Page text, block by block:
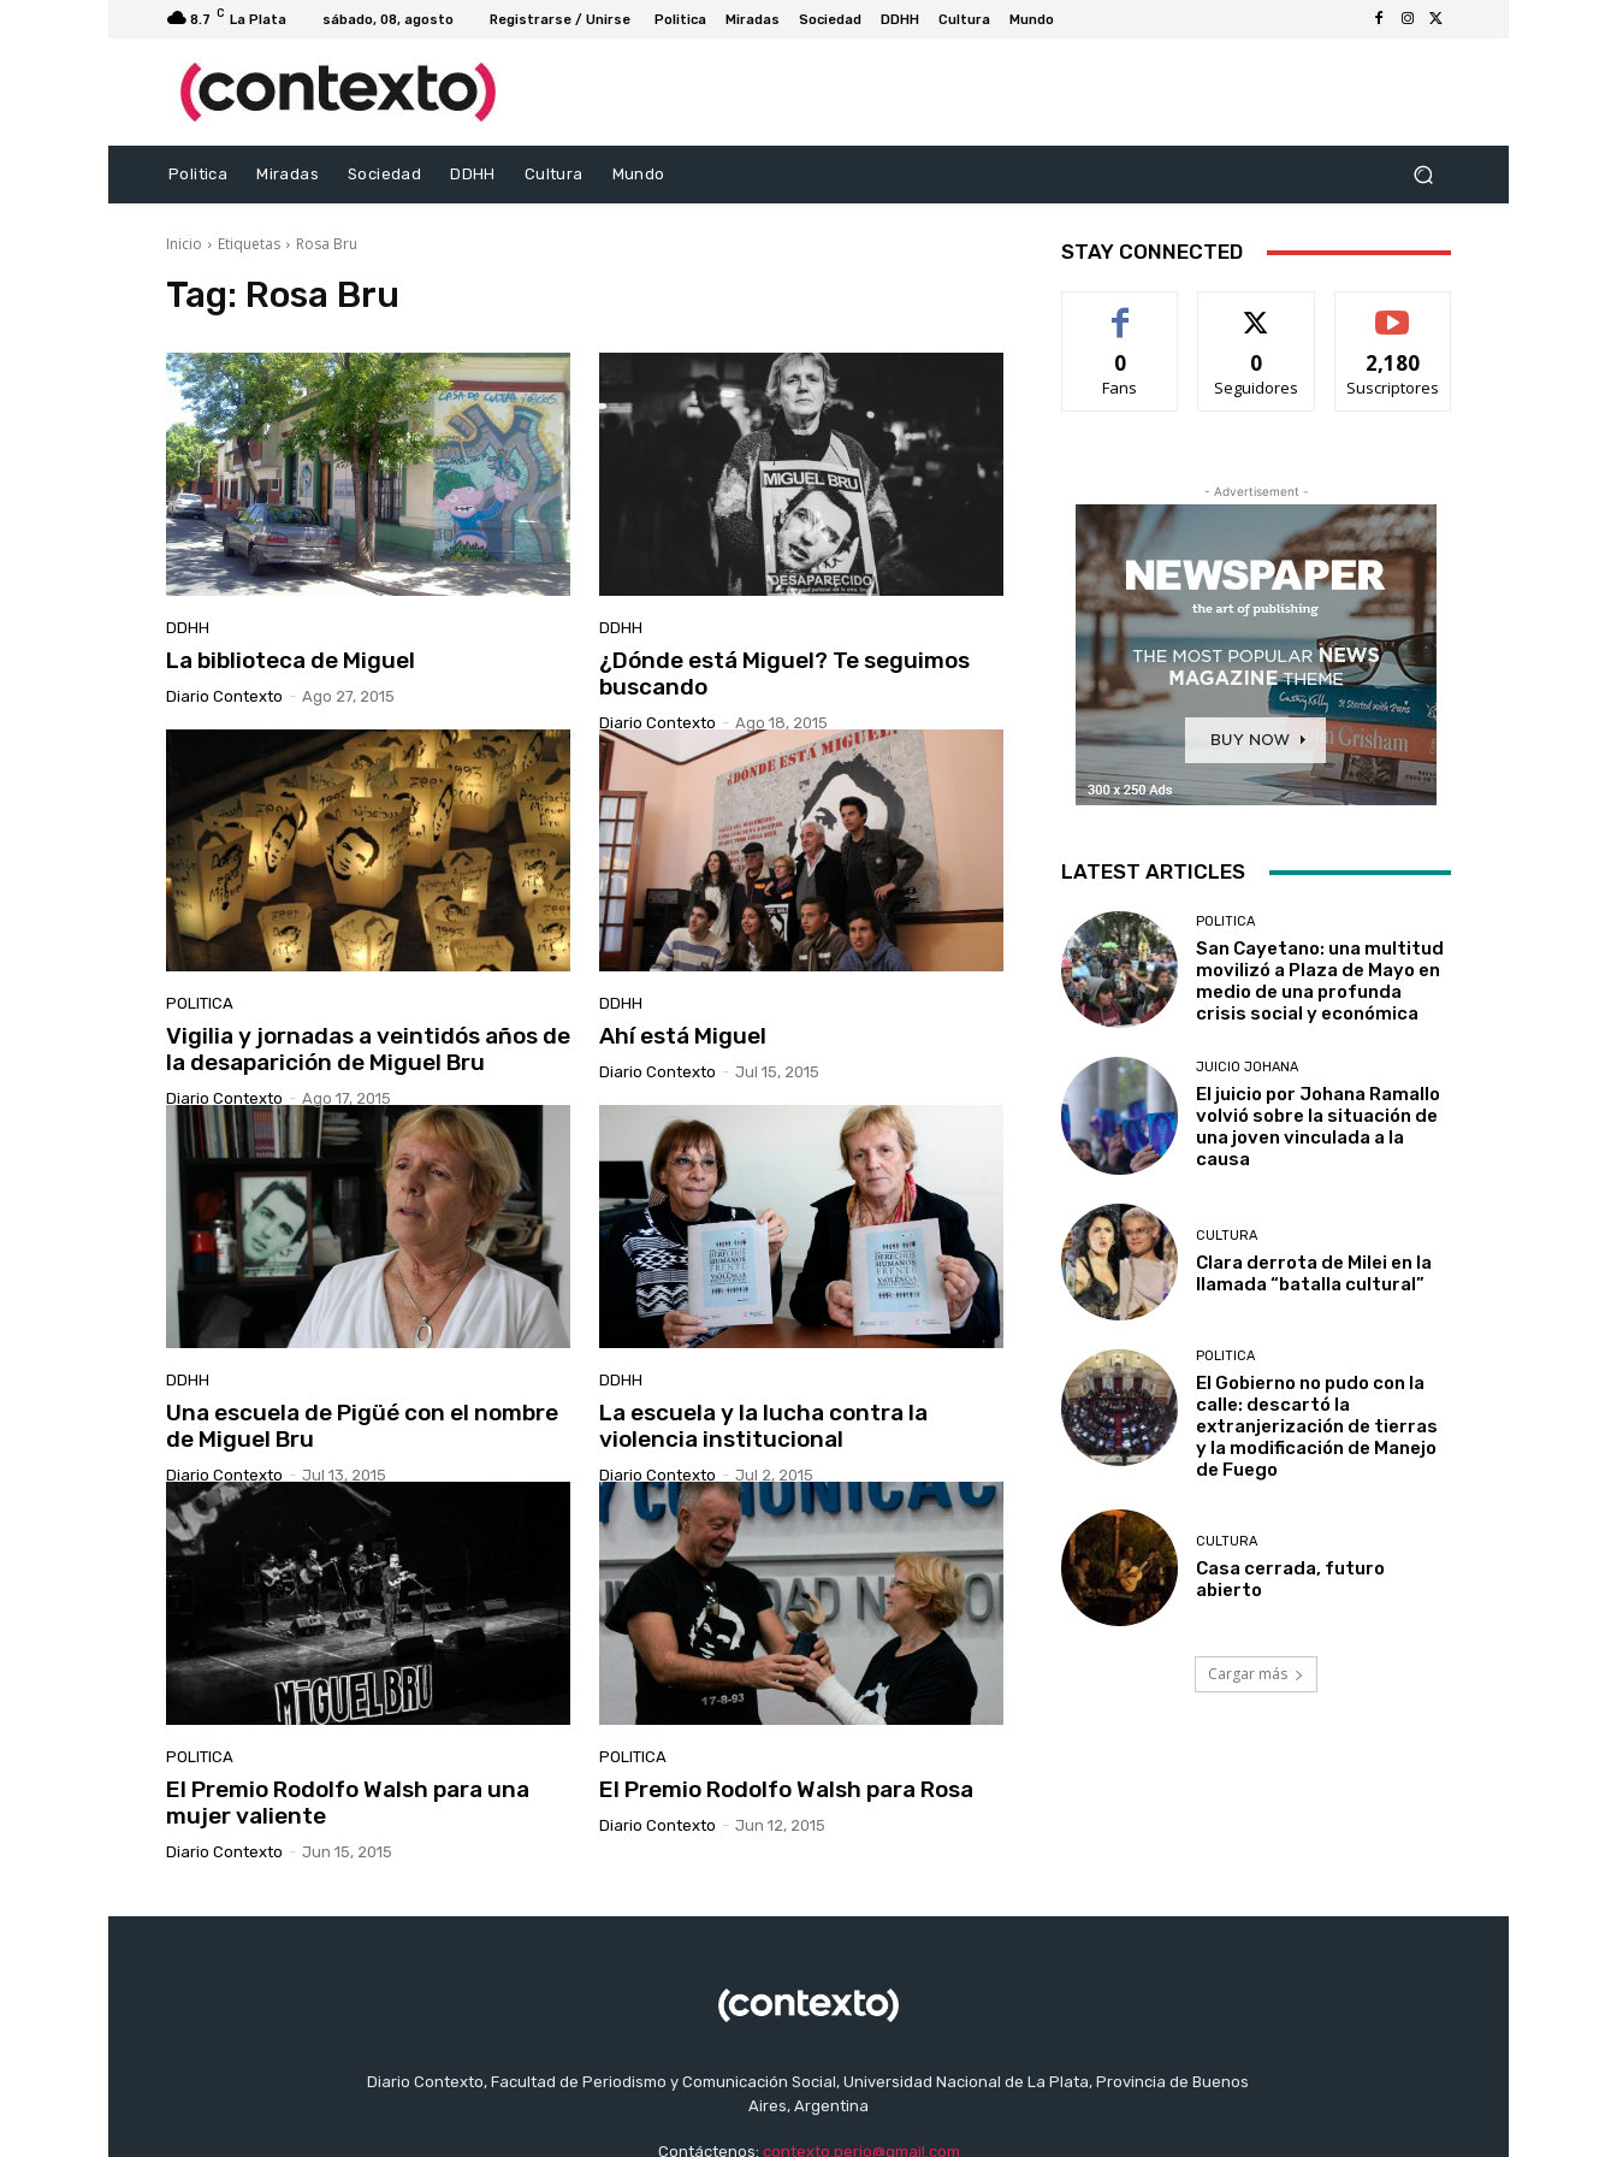
8.7 C La Plata sábado, 08, agosto Registrarse / Unirse Politica Miradas Sociedad DDHH Cultura Mundo
Politica Miradas Sociedad DDHH Cultura Mundo
Inicio Etiquetas Rosa Bru
Tag: Rosa Bru
DDHH
La biblioteca de Miguel
Diario Contexto - Ago 27, 2015
DDHH
¿Dónde está Miguel? Te seguimos
buscando
Diario Contexto - Ago 18, 2015
POLITICA
Vigilia y jornadas a veintidós años de
la desaparición de Miguel Bru
Diario Contexto - Ago 17, 2015
DDHH
Ahí está Miguel
Diario Contexto - Jul 15, 2015
DDHH
Una escuela de Pigüé con el nombre
de Miguel Bru
Diario Contexto - Jul 13, 2015
DDHH
La escuela y la lucha contra la
violencia institucional
Diario Contexto - Jul 2, 2015
POLITICA
El Premio Rodolfo Walsh para una
mujer valiente
Diario Contexto - Jun 15, 2015
POLITICA
El Premio Rodolfo Walsh para Rosa
Diario Contexto - Jun 12, 2015
STAY CONNECTED
0
Fans
0
Seguidores
2,180
Suscriptores
- Advertisement -
LATEST ARTICLES
POLITICA
San Cayetano: una multitud
movilizó a Plaza de Mayo en
medio de una profunda
crisis social y económica
JUICIO JOHANA
El juicio por Johana Ramallo
volvió sobre la situación de
una joven vinculada a la
causa
CULTURA
Clara derrota de Milei en la
llamada “batalla cultural”
POLITICA
El Gobierno no pudo con la
calle: descartó la
extranjerización de tierras
y la modificación de Manejo
de Fuego
CULTURA
Casa cerrada, futuro
abierto
Cargar más
Diario Contexto, Facultad de Periodismo y Comunicación Social, Universidad Nacional de La Plata, Provincia de Buenos
Aires, Argentina
Contáctenos: contexto.perio@gmail.com